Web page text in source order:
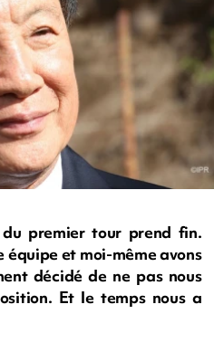
premier tour prend fin.
équipe et moi-même avons
décidé de ne pas nous
Et le temps nous a